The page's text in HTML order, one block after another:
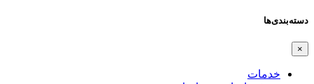
دسته‌بندی‌ها
×
خدمات